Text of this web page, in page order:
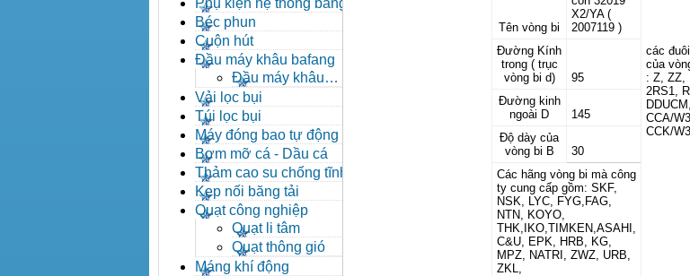
Phụ kiện hệ thống băng tải
Béc phun
Cuộn hút
Đầu máy khâu bafang
Đầu máy khâu
Bafang
Vải lọc bụi
Túi lọc bụi
Máy đóng bao tự động
Bơm mỡ cá - Dầu cá
Thảm cao su chống tĩnh
điện
Kẹp nối băng tải
Quạt công nghiệp
Quạt li tâm
Quạt thông gió
Máng khí động
các đuôi
của
: Z, ZZ,
2RS1,
DDUCM,
CCA/
CCK/
Tên vòng bi
X2/YA (
2007119 )
Đường Kính
trong ( trục
vòng bi d)
95
Đường kinh
ngoài D
145
Độ dày của
vòng bi B
30
Các hãng vòng bi mà công
ty cung cấp gồm: SKF,
NSK, LYC, FYG,FAG,
NTN, KOYO,
THK,IKO,TIMKEN,ASAHI,
C&U, EPK, HRB, KG,
MPZ, NATRI, ZWZ, URB,
ZKL,